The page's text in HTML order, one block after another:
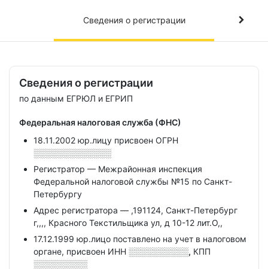
Сведения о регистрации
Сведения о регистрации
по данным ЕГРЮЛ и ЕГРИП
Федеральная налоговая служба (ФНС)
18.11.2002 юр.лицу присвоен ОГРН
░░░░░░░░░░░░░
Регистратор — Межрайонная инспекция
Федеральной налоговой службы №15 по Санкт-
Петербургу
Адрес регистратора — ,191124, Санкт-Петербург
г,,,, Красного Текстильщика ул, д 10-12 лит.О,,
17.12.1999 юр.лицо поставлено на учет в налоговом
органе, присвоен ИНН ░░░░░░░░░░, КПП
░░░░░░░░░